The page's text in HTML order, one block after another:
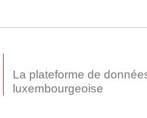
La plateforme de